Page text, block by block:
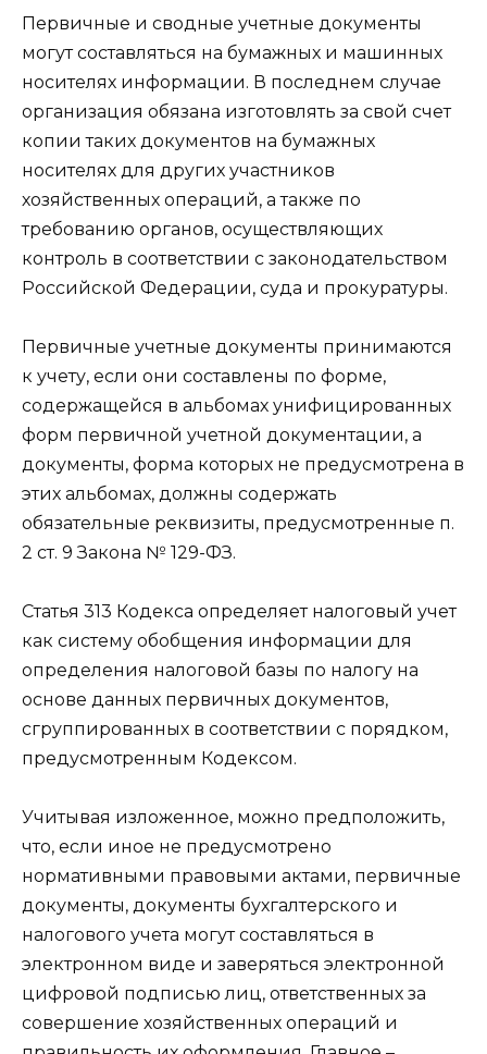
Первичные и сводные учетные документы
могут составляться на бумажных и машинных
носителях информации. В последнем случае
организация обязана изготовлять за свой счет
копии таких документов на бумажных
носителях для других участников
хозяйственных операций, а также по
требованию органов, осуществляющих
контроль в соответствии с законодательством
Российской Федерации, суда и прокуратуры.
Первичные учетные документы принимаются
к учету, если они составлены по форме,
содержащейся в альбомах унифицированных
форм первичной учетной документации, а
документы, форма которых не предусмотрена в
этих альбомах, должны содержать
обязательные реквизиты, предусмотренные п.
2 ст. 9 Закона № 129-ФЗ.
Статья 313 Кодекса определяет налоговый учет
как систему обобщения информации для
определения налоговой базы по налогу на
основе данных первичных документов,
сгруппированных в соответствии с порядком,
предусмотренным Кодексом.
Учитывая изложенное, можно предположить,
что, если иное не предусмотрено
нормативными правовыми актами, первичные
документы, документы бухгалтерского и
налогового учета могут составляться в
электронном виде и заверяться электронной
цифровой подписью лиц, ответственных за
совершение хозяйственных операций и